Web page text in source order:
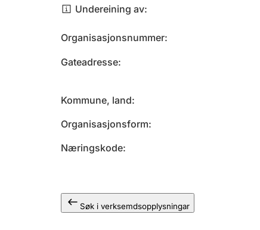
Undereining av
Organisasjonsnummer
Gateadresse
Kommune, land
Organisasjonsform
Næringskode
Søk i verksemdsopplysningar